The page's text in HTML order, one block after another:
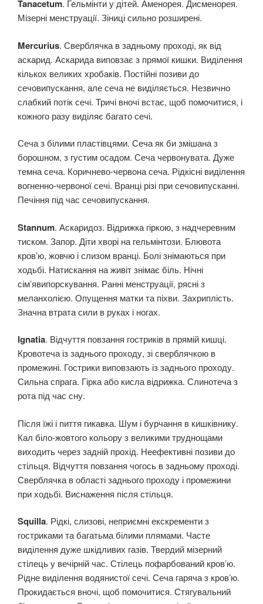
Tanacetum. Гельмінти у дітей. Аменорея. Дисменорея.
Мізерні менструації. Зіниці сильно розширені.
Mercurius. Сверблячка в задньому проході, як від
аскарид. Аскарида виповзає з прямої кишки. Виділення
кількох великих хробаків. Постійні позиви до
сечовипускання, але сеча не виділяється. Незвично
слабкий потік сечі. Тричі вночі встає, щоб помочитися, і
кожного разу виділяє багато сечі.
Сеча з білими пластівцями. Сеча як би змішана з
борошном, з густим осадом. Сеча червонувата. Дуже
темна сеча. Коричнево-червона сеча. Рідкісні виділення
вогненно-червоної сечі. Вранці різі при сечовипусканні.
Печіння під час сечовипускання.
Stannum. Аскаридоз. Відрижка гіркою, з надчеревним
тиском. Запор. Діти хворі на гельмінтози. Блювота
кров’ю, жовчю і слизом вранці. Болі знімаються при
ходьбі. Натискання на живіт знімає біль. Нічні
сім’явипорскування. Ранні менструації, рясні з
меланхолією. Опущення матки та піхви. Захриплість.
Значна втрата сили в руках і ногах.
Ignatia. Відчуття повзання гостриків в прямій кишці.
Кровотеча із заднього проходу, зі сверблячкою в
промежині. Гострики виповзають із заднього проходу.
Сильна спрага. Гірка або кисла відрижка. Слинотеча з
рота під час сну.
Після їжі і пиття гикавка. Шум і бурчання в кишківнику.
Кал біло-жовтого кольору з великими труднощами
виходить через задній прохід. Неефективні позиви до
стільця. Відчуття повзання чогось в задньому проході.
Сверблячка в області заднього проходу і промежини
при ходьбі. Виснаження після стільця.
Squilla. Рідкі, слизові, неприємні екскременти з
гостриками та багатьма білими плямами. Часте
виділення дуже шкідливих газів. Твердий мізерний
стілець у вечірній час. Стілець пофарбований кров’ю.
Рідне виділення водянистої сечі. Сеча гаряча з кров’ю.
Прокидається вночі, щоб помочитися. Стягувальний